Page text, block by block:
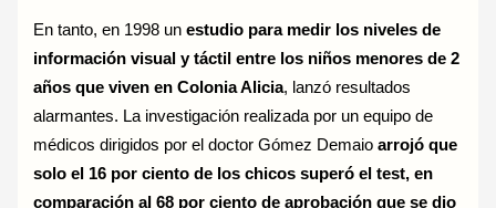
En tanto, en 1998 unestudio para medir los niveles de
información visual y táctil entre los niños menores de 2
años que viven en Colonia Alicia, lanzó resultados
alarmantes. La investigación realizada por un equipo de
médicos dirigidos por el doctor Gómez Demaioarrojó que
solo el 16 por ciento de los chicos superó el test, en
comparación al 68 por ciento de aprobación que se dio